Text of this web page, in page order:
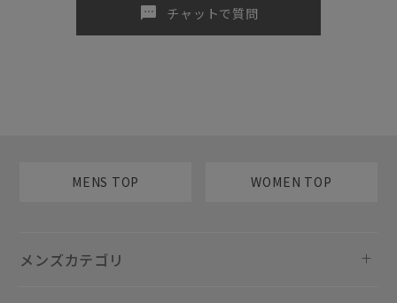
sms チャットで質問
MENS TOP WOMEN TOP
メンズカテゴリ